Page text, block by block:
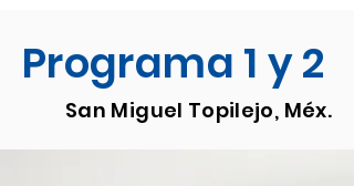
Programa 1 y 2
San Miguel Topilejo, Méx.